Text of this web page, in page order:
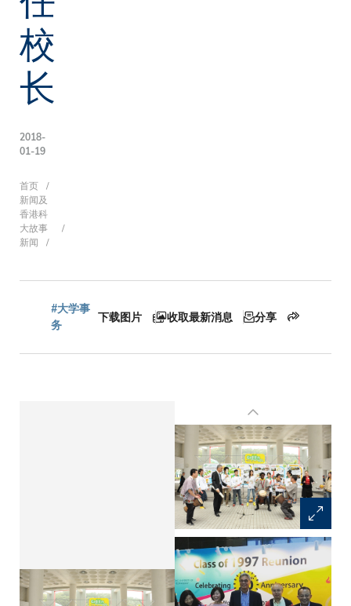
校
长
2018-
01-19
面
包
屑
首页
新闻及
香港科
大故事
新闻
#大学事
务
下载图片 收取最新消息 分享